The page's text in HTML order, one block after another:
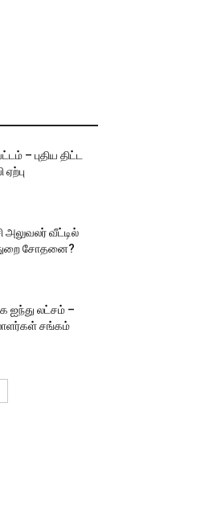
– புதிய திட்ட
அலுவலர் வீட்டில்
சோதனை?
ஐந்து லட்சம் –
சங்கம்